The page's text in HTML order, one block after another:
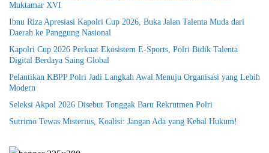
Muktamar XVI
Ibnu Riza Apresiasi Kapolri Cup 2026, Buka Jalan Talenta Muda dari
Daerah ke Panggung Nasional
Kapolri Cup 2026 Perkuat Ekosistem E-Sports, Polri Bidik Talenta
Digital Berdaya Saing Global
Pelantikan KBPP Polri Jadi Langkah Awal Menuju Organisasi yang Lebih
Modern
Seleksi Akpol 2026 Disebut Tonggak Baru Rekrutmen Polri
Sutrimo Tewas Misterius, Koalisi: Jangan Ada yang Kebal Hukum!